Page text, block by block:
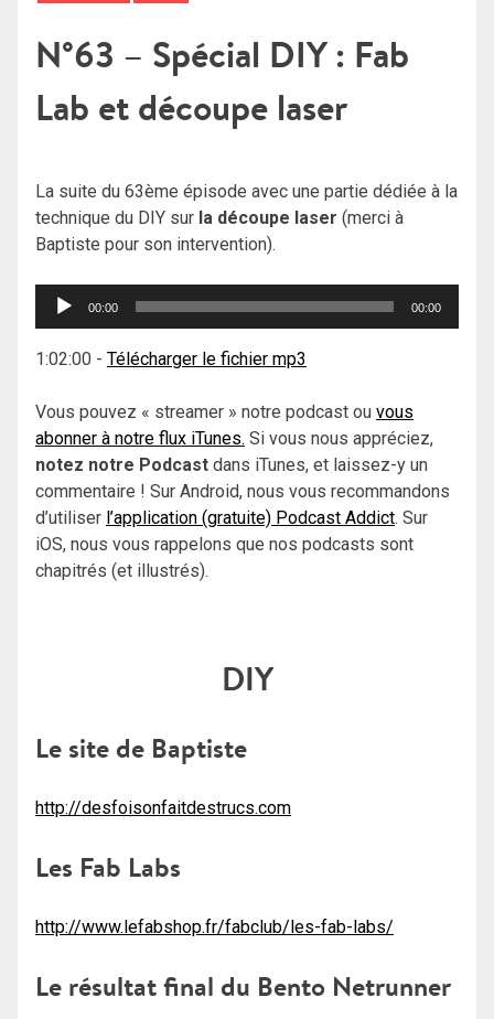
N°63 – Spécial DIY : Fab
Lab et découpe laser
La suite du 63ème épisode avec une partie dédiée à la
technique du DIY sur la découpe laser (merci à
Baptiste pour son intervention).
Lecteur
00:00 00:00
1:02:00 - Télécharger le fichier mp3
Vous pouvez « streamer » notre podcast ou vous
abonner à notre flux iTunes. Si vous nous appréciez,
notez notre Podcast dans iTunes, et laissez-y un
commentaire ! Sur Android, nous vous recommandons
d’utiliser l’application (gratuite) Podcast Addict. Sur
iOS, nous vous rappelons que nos podcasts sont
chapitrés (et illustrés).
DIY
Le site de Baptiste
http://desfoisonfaitdestrucs.com
Les Fab Labs
http://www.lefabshop.fr/fabclub/les-fab-labs/
Le résultat final du Bento Netrunner